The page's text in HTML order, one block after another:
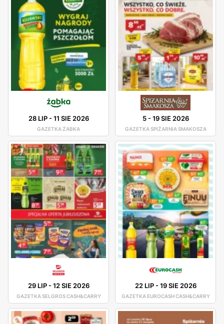
28 LIP-11 SIE 2026
GAZETKA ŻABKA
5-19 SIE 2026
GAZETKA SPIŻARNIA SMAKOSZA
29 LIP-12 SIE 2026
GAZETKA SELGROS CASH&CARRY
22 LIP-19 SIE 2026
GAZETKA EUROCASH CASH&CARRY